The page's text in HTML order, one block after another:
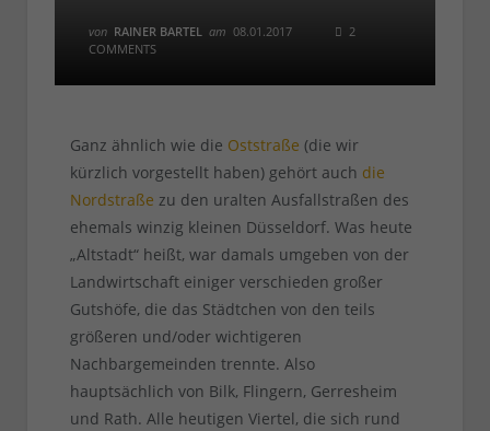
von RAINER BARTEL am 08.01.2017
2
COMMENTS
Ganz ähnlich wie die Oststraße (die wir
kürzlich vorgestellt haben) gehört auch die
Nordstraße zu den uralten Ausfallstraßen des
ehemals winzig kleinen Düsseldorf. Was heute
„Altstadt“ heißt, war damals umgeben von der
Landwirtschaft einiger verschieden großer
Gutshöfe, die das Städtchen von den teils
größeren und/oder wichtigeren
Nachbargemeinden trennte. Also
hauptsächlich von Bilk, Flingern, Gerresheim
und Rath. Alle heutigen Viertel, die sich rund